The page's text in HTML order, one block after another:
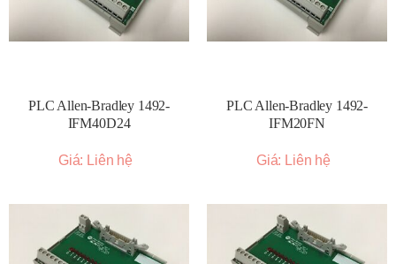
PLC Allen-Bradley 1492-
IFM40D24
Giá: Liên hệ
PLC Allen-Bradley 1492-
IFM20FN
Giá: Liên hệ